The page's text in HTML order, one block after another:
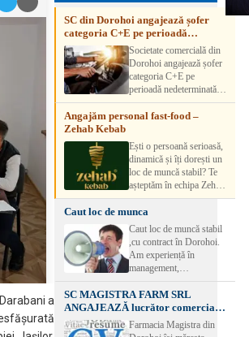
a
SC din Dorohoi angajează șofer
categoria C+E pe perioadă
nedeterminatăSocietate comercială din
Dorohoi angajează șofer
categoria C+E pe
perioadă nedeterminată.
Candidatul trebuie să
aibă experiență și atestat
detalii, vă rog să sunați la
numărul de telefon.
Angajăm personal fast-food –
Zehab Kebab
Ești o persoană serioasă,
dinamică și îți dorești un
loc de muncă stabil? Te
așteptăm în echipa Zehab
Kebab! Posturi
disponibile: -
SHAORMAR AJUTOR
BUCATAR 2/posturi -
LUCRATOR
COMERCIAL
VANZATOR /2 posturi
OFERIM : Contract de
muncă Program flexibil
Salariu motivant, în
funcție de experienț
Caut loc de munca
Caut loc de muncă stabil
,cu contract în Dorohoi.
Am experiență în
management,
contabilitate, ospătărie .
Rog seriozitate
SC MAGISTRA FARM SRL
ANGAJEAZĂ lucrător comercial –
DOROHOI
Farmacia Magistra din